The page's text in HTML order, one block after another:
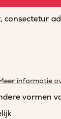
informatie
vormen